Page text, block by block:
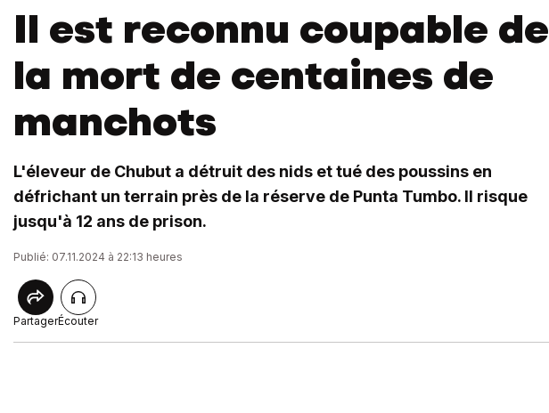
Il est reconnu coupable de
la mort de centaines de
manchots
L'éleveur de Chubut a détruit des nids et tué des poussins en
défrichant un terrain près de la réserve de Punta Tumbo. Il risque
jusqu'à 12 ans de prison.
Publié: 07.11.2024 à 22:13 heures
PartagerÉcouter